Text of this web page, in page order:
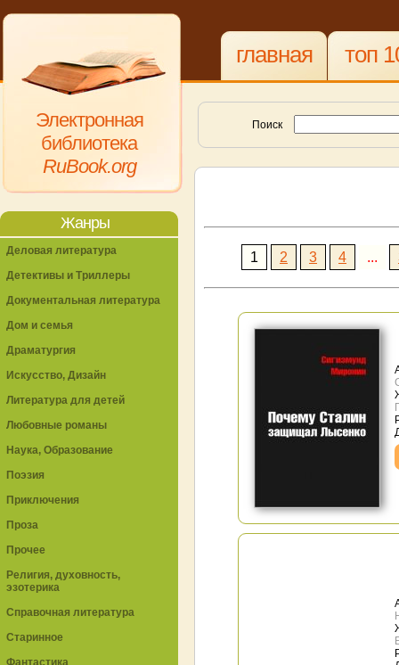
Электронная
библиотека
RuBook.org
главная топ
Поиск
1 2 3 4 ...
Жанры
Деловая литература
Детективы и Триллеры
Документальная литература
Дом и семья
Драматургия
Искусство, Дизайн
Литература для детей
Любовные романы
Наука, Образование
Поэзия
Приключения
Проза
Прочее
Религия, духовность,
эзотерика
Справочная литература
Старинное
Фантастика